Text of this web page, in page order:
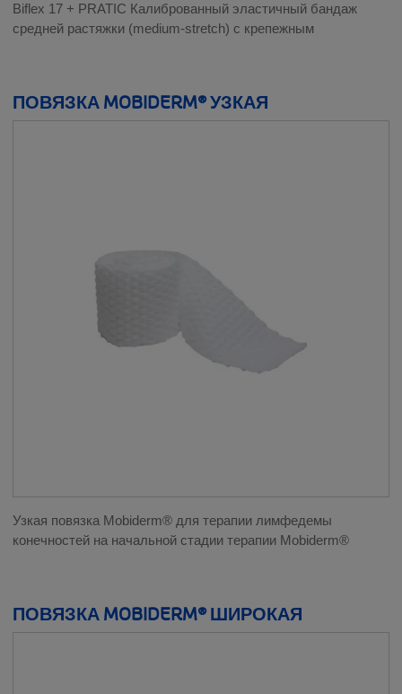
Biflex 17 + PRATIC Калиброванный эластичный бандаж
средней растяжки (medium-stretch) с крепежным
ПОВЯЗКА MOBIDERM® УЗКАЯ
Узкая повязка Mobiderm® для терапии лимфедемы
конечностей на начальной стадии терапии Mobiderm®
ПОВЯЗКА MOBIDERM® ШИРОКАЯ